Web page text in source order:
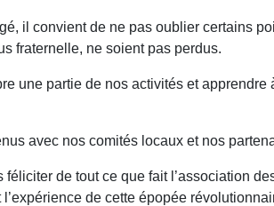
il convient de ne pas oublier certains
fraternelle, ne soient pas perdus.
une partie de nos activités et
avec nos comités locaux et nos
féliciter de tout ce que fait l’association
de cette épopée